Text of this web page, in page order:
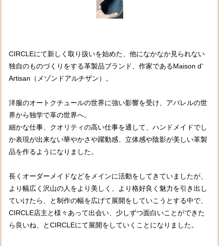
CIRCLEにて新しく取り扱いを始めた、他になかなか見られない
独自のものづくりをする革製品ブランド、作家であるMaison d'
Artisan（メゾンドアルチザン）。
洋服のオートクチュールの世界に強い影響を受け、アパレルの世
界から独学で革の世界へ。
細かな仕事、クオリティの高い仕事を通して、ハンドメイドでし
か表現が出来ない華やかさや躍動感、立体感や陰影が美しい革製
品を作るようになりました。
長くオーダーメイドなどをメインに活動をしてきていましたが、
より幅広く沢山の人をより美しく、より格好良く魅力を引き出し
ていけたら、と制作の幅を広げて展開をしていこうとする中で、
CIRCLE店主と様々あって出会い、少しずつ面白いことができた
ら良いね、とCIRCLEにて展開をしていくことになりました。